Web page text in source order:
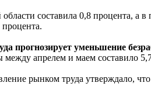
области составила 0,8 процента,
процента.
прогнозирует уменьшение
апрелем и маем составило
рынком труда утверждало,